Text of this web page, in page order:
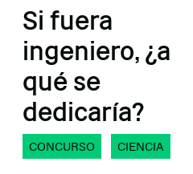
Si fuera
ingeniero, ¿a
qué se
dedicaría?
CONCURSO CIENCIA